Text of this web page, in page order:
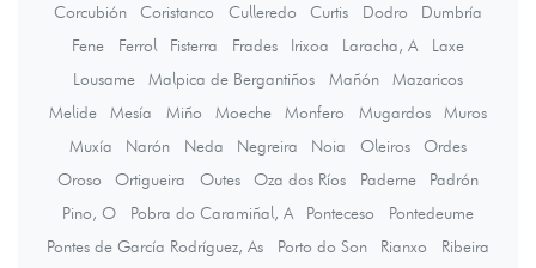
Corcubión
Coristanco Culleredo Curtis Dodro
Dumbría
Fene
Ferrol Fisterra Frades Irixoa Laracha, A
Laxe
Lousame
Malpica de Bergantiños Mañón
Mazaricos
Melide
Mesía Miño Moeche Monfero Mugardos
Muros
Muxía
Narón Neda Negreira Noia Oleiros
Ordes
Oroso
Ortigueira Outes Oza dos Ríos Paderne
Padrón
Pino, O
Pobra do Caramiñal, A Ponteceso
Pontedeume
Pontes de García Rodríguez, As
Porto do Son Rianxo
Ribeira